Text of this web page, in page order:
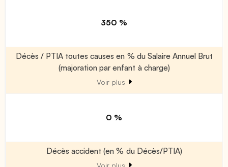
350 %
Décès / PTIA toutes causes en % du Salaire Annuel Brut
(majoration par enfant à charge)
Voir plus
0 %
Décès accident (en % du Décès/PTIA)
Voir plus